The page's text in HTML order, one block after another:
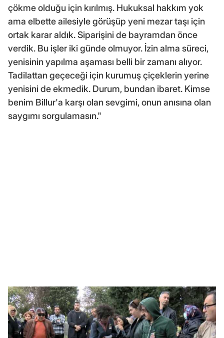
çökme olduğu için kırılmış. Hukuksal hakkım yok
ama elbette ailesiyle görüşüp yeni mezar taşı için
ortak karar aldık. Siparişini de bayramdan önce
verdik. Bu işler iki günde olmuyor. İzin alma süreci,
yenisinin yapılma aşaması belli bir zamanı alıyor.
Tadilattan geçeceği için kurumuş çiçeklerin yerine
yenisini de ekmedik. Durum, bundan ibaret. Kimse
benim Billur'a karşı olan sevgimi, onun anısına olan
saygımı sorgulamasın."